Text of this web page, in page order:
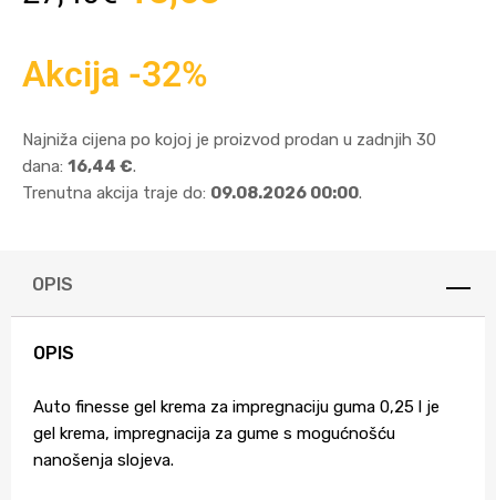
Akcija -32%
Najniža cijena po kojoj je proizvod prodan u zadnjih 30
dana: 16,44 €.
Trenutna akcija traje do: 09.08.2026 00:00.
OPIS
OPIS
Auto finesse gel krema za impregnaciju guma 0,25 l je
gel krema, impregnacija za gume s mogućnošću
nanošenja slojeva.